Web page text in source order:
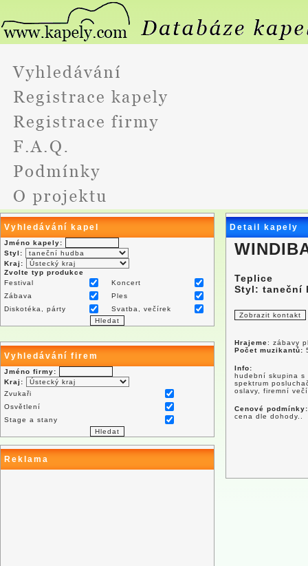
Vyhledávání kapel
Jméno kapely:
Styl:
Kraj:
Zvolte typ produkce
Festival
Koncert
Zábava
Ples
Diskotéka, párty
Svatba, večírek
Vyhledávání firem
Jméno firmy:
Kraj:
Zvukaři
Osvětlení
Stage a stany
Reklama
Detail kapely
Teplice
Styl: taneční
Hrajeme: zábavy
Počet muzikantů:
Info:
hudební skupina s
spektrum
oslavy, firemní
Cenové podmínky:
cena dle dohody..